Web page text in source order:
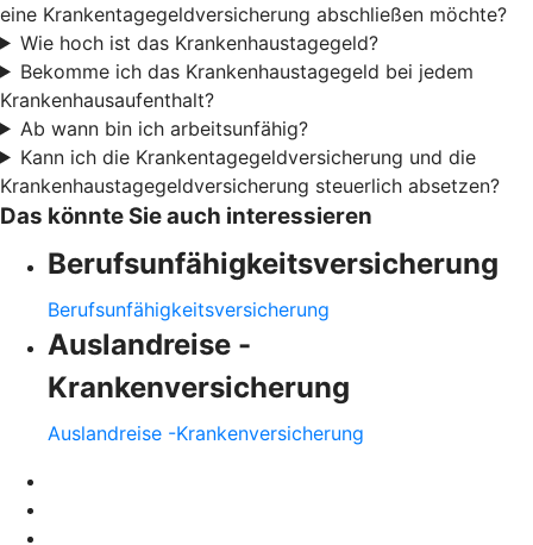
eine Krankentagegeldversicherung abschließen möchte?
Wie hoch ist das Krankenhaustagegeld?
Bekomme ich das Krankenhaustagegeld bei jedem
Krankenhausaufenthalt?
Ab wann bin ich arbeitsunfähig?
Kann ich die Krankentagegeldversicherung und die
Krankenhaustagegeldversicherung steuerlich absetzen?
Das könnte Sie auch interessieren
Berufsunfähigkeitsversicherung
Berufsunfähigkeitsversicherung
Auslandreise -
Krankenversicherung
Auslandreise -Krankenversicherung